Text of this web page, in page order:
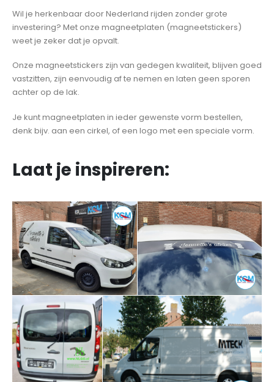
Wil je herkenbaar door Nederland rijden zonder grote
investering? Met onze magneetplaten (magneetstickers)
weet je zeker dat je opvalt.
Onze magneetstickers zijn van gedegen kwaliteit, blijven goed
vastzitten, zijn eenvoudig af te nemen en laten geen sporen
achter op de lak.
Je kunt magneetplaten in ieder gewenste vorm bestellen,
denk bijv. aan een cirkel, of een logo met een speciale vorm.
Laat je inspireren: